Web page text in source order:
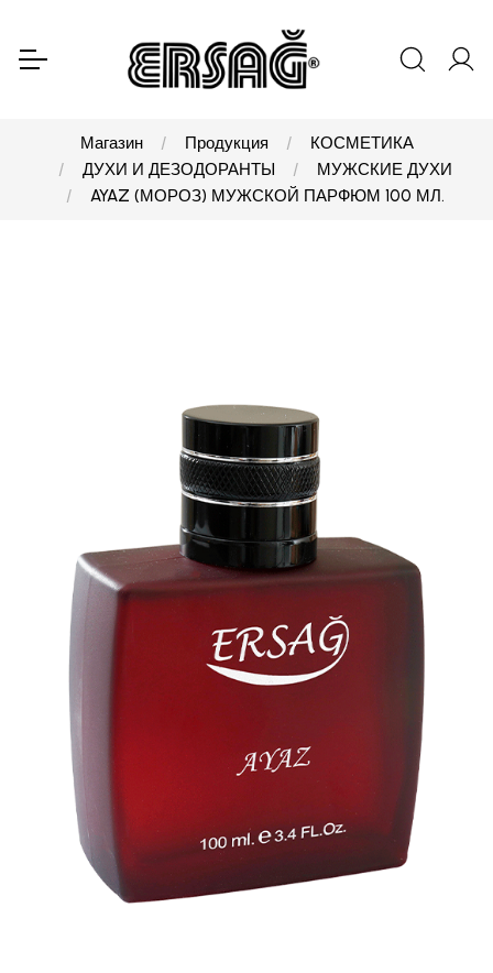
Магазин Продукция
КОСМЕТИКА
ДУХИ И ДЕЗОДОРАНТЫ
МУЖСКИЕ ДУХИ
AYAZ (МОРОЗ) МУЖСКОЙ ПАРФЮМ 100 МЛ.